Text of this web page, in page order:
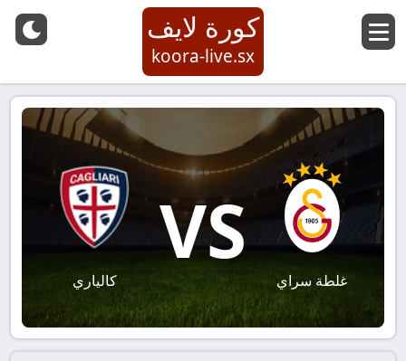
كورة لايف
koora-live.sx
غلطة سراي
VS
كالياري